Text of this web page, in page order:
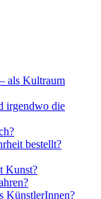
als Kultraum
irgendwo die
bestellt?
Kunst?
KünstlerInnen?